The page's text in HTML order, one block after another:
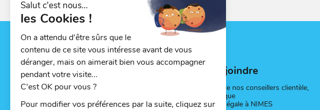
Nous joindre
Auprès de nos conseillers clientèle,
en boutique
13, rue Régale à NIMES